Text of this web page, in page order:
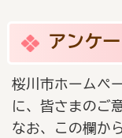
アンケ
桜川市ホームペ
に、皆さまのご
なお、この欄か